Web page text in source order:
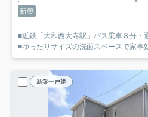
新築
■近鉄「大和西大寺駅」バス乗車８分・
■ゆったりサイズの洗面スペースで家事
新築一戸建